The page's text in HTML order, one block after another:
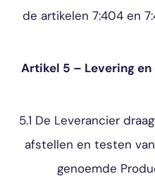
de artikelen 7:404 en
Artikel 5 – Levering
5.1 De Leverancier
afstellen en testen
genoemde